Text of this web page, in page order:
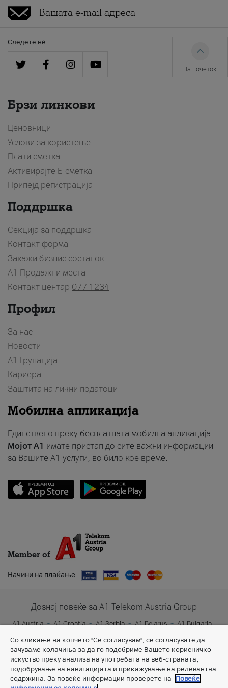
Следете нè
На почеток
Брзи линкови
Ценовници
Услови за користење
Плати сметка
Активирајте Е-сметка
Припејд регистрација
Поддршка
Секција за поддршка
Контакт форма
Закажи бизнис состанок
A1 Продажни места
Контакт центар 077 1234
Профил
За нас
Новости
А1 Групација
Кариера
Заштита на лични податоци
Мобилна апликација
Единствено преку бесплатната мобилна апликација
Мојот A1 имате пристап до сите важни информации
за Вашите A1 услуги, во било кое време.
Member of
Начини на плаќање
Дознај повеќе за A1 Telekom Austria Group
A1 Austria A1 Croatia A1 Serbia A1 Belarus
A1 Bulgaria
Со кликање на копчето "Се согласувам", се согласувате да
зачуваме колачиња за да го подобриме Вашето корисничко
искуство преку анализа на употребата на веб-страната,
подобрување на навигацијата и прикажување на релевантна
содржина. За повеќе информации проверете на
Повеќе